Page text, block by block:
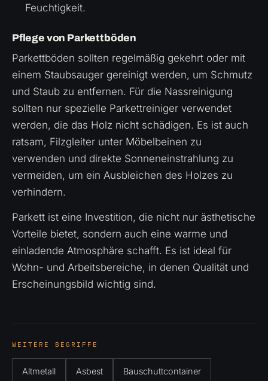
Feuchtigkeit.
Pflege von Parkettböden
Parkettböden sollten regelmäßig gekehrt oder mit
einem Staubsauger gereinigt werden, um Schmutz
und Staub zu entfernen. Für die Nassreinigung
sollten nur spezielle Parkettreiniger verwendet
werden, die das Holz nicht schädigen. Es ist auch
ratsam, Filzgleiter unter Möbelbeinen zu
verwenden und direkte Sonneneinstrahlung zu
vermeiden, um ein Ausbleichen des Holzes zu
verhindern.
Parkett ist eine Investition, die nicht nur ästhetische
Vorteile bietet, sondern auch eine warme und
einladende Atmosphäre schafft. Es ist ideal für
Wohn- und Arbeitsbereiche, in denen Qualität und
Erscheinungsbild wichtig sind.
WEITERE BEGRIFFE
Altmetall Asbest Bauschuttcontainer